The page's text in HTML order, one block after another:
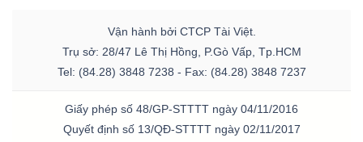
Vận hành bởi CTCP Tài Việt.
Trụ sở: 28/47 Lê Thị Hồng, P.Gò Vấp, Tp.HCM
Tel: (84.28) 3848 7238 - Fax: (84.28) 3848 7237
Giấy phép số 48/GP-STTTT ngày 04/11/2016
Quyết định số 13/QĐ-STTTT ngày 02/11/2017